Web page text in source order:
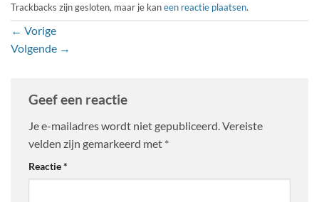
Trackbacks zijn gesloten, maar je kaneen reactie plaatsen.
← Vorige
Volgende →
Geef een reactie
Je e-mailadres wordt niet gepubliceerd.Vereiste
velden zijn gemarkeerd met *
Reactie*